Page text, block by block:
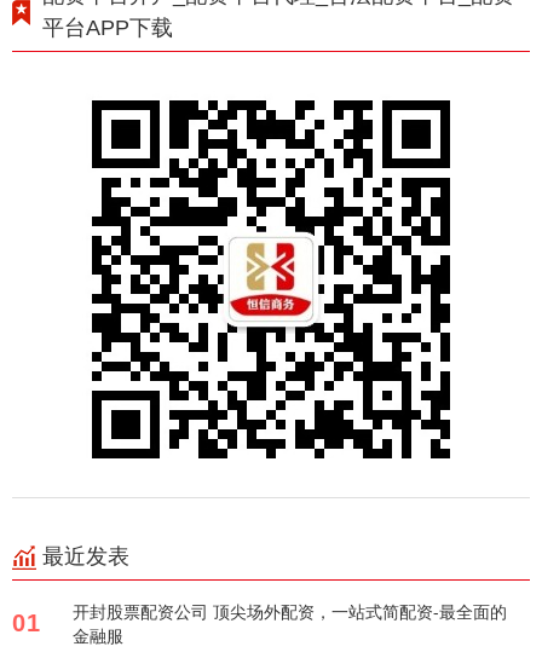
平台APP下载
最近发表
01
开封股票配资公司 顶尖场外配资，一站式简配资-最全面的
金融服